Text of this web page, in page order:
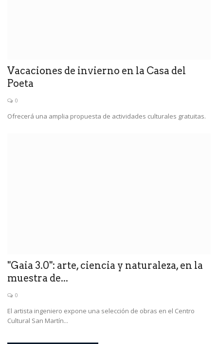
Vacaciones de invierno en la Casa del
Poeta
0
Ofrecerá una amplia propuesta de actividades culturales gratuitas.
"Gaia 3.0": arte, ciencia y naturaleza, en la
muestra de...
0
El artista ingeniero expone una selección de obras en el Centro
Cultural San Martín...